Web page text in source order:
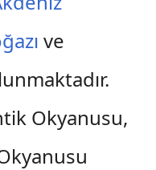
ve
Okyanusu,